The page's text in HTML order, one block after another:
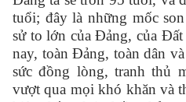
tuổi; đây là những mốc
sử to lớn của Đảng, của
nay, toàn Đảng, toàn dân
sức đồng lòng, tranh thủ
vượt qua mọi khó khăn và